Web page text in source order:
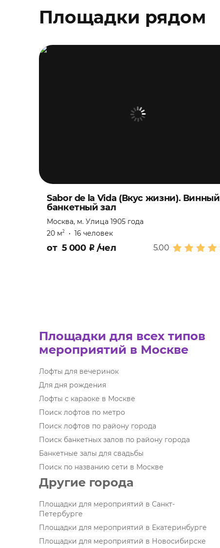
Площадки рядом
Sabor de la Vida (Вкус жизни). Винный
банкетный зал
Москва, м. Улица 1905 года
20 м2 • 16 человек
5.00
от 5 000 ₽ /чел
Площадки для всех типов
мероприятий в Москве
Лофты для вечеринок
Для дня рождения
Лофты с караоке в Москве
Поиск лофтов по метро
Поиск лофтов по району города
Поиск банкетных залов по району города
Банкетные залы для свадьбы
Поиск по названию сети в Москве
Другие города
Площадки для мероприятий в Санкт-
Петербурге
Площадки для мероприятий в Екатеринбурге
Площадки для мероприятий в Новосибирске